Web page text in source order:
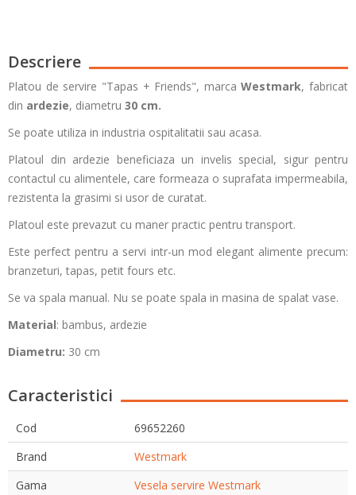
Descriere
Platou de servire "Tapas + Friends", marcaWestmark, fabricat
din ardezie, diametru 30 cm.
Se poate utiliza in industria ospitalitatii sau acasa.
Platoul din ardezie beneficiaza un invelis special, sigur pentru
contactul cu alimentele, care formeaza o suprafata impermeabila,
rezistenta la grasimi si usor de curatat.
Platoul este prevazut cu maner practic pentru transport.
Este perfect pentru a servi intr-un mod elegant alimente precum:
branzeturi, tapas, petit fours etc.
Se va spala manual. Nu se poate spala in masina de spalat vase.
Material: bambus, ardezie
Diametru: 30 cm
Caracteristici
Cod
69652260
Brand
Westmark
Gama
Vesela servire Westmark